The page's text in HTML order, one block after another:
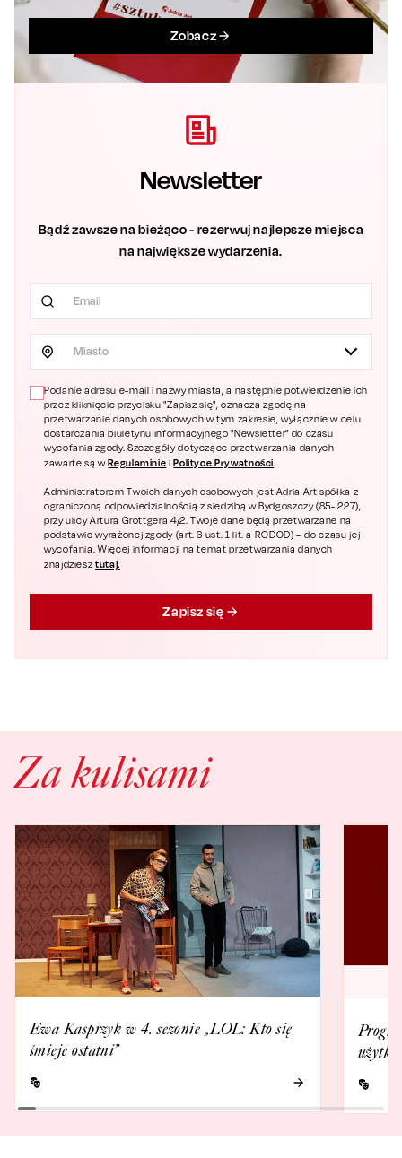
Zobacz
Newsletter
Bądź zawsze na bieżąco - rezerwuj najlepsze miejsca
na największe wydarzenia.
Miasto
Podanie adresu e-mail i nazwy miasta, a następnie potwierdzenie ich
przez kliknięcie przycisku "Zapisz się", oznacza zgodę na
przetwarzanie danych osobowych w tym zakresie, wyłącznie w celu
dostarczania biuletynu informacyjnego "Newsletter" do czasu
wycofania zgody. Szczegóły dotyczące przetwarzania danych
zawarte są wRegulaminie iPolityce Prywatności.
Administratorem Twoich danych osobowych jest Adria Art spółka z
ograniczoną odpowiedzialnością z siedzibą w Bydgoszczy (85- 227),
przy ulicy Artura Grottgera 4/2. Twoje dane będą przetwarzane na
podstawie wyrażonej zgody (art. 6 ust. 1 lit. a RODOD) – do czasu jej
wycofania. Więcej informacji na temat przetwarzania danych
znajdziesztutaj.
Zapisz się
Za kulisami
Ewa Kasprzyk w 4. sezonie „LOL: Kto się
śmieje ostatni”